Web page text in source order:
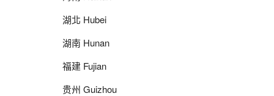
湖北 Hubei
湖南 Hunan
福建 Fujian
贵州 Guizhou